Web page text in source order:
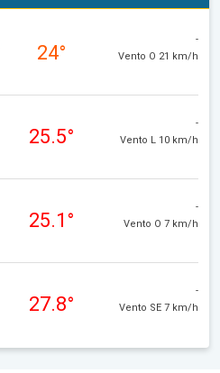
24°
-
Vento O 21 km/h
25.5°
-
Vento L 10 km/h
25.1°
-
Vento O 7 km/h
27.8°
-
Vento SE 7 km/h